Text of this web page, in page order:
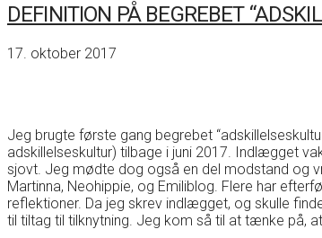
DEFINITION PÅ BEGREBET
17. oktober 2017
Jeg brugte første gang begrebet
adskillelseskultur) tilbage i juni 2017. Indlægget
sjovt. Jeg mødte dog også en del modstand og
Martinna, Neohippie, og Emiliblog. Flere har
reflektioner. Da jeg skrev indlægget, og skulle
til tiltag til tilknytning. Jeg kom så til at tænke på,